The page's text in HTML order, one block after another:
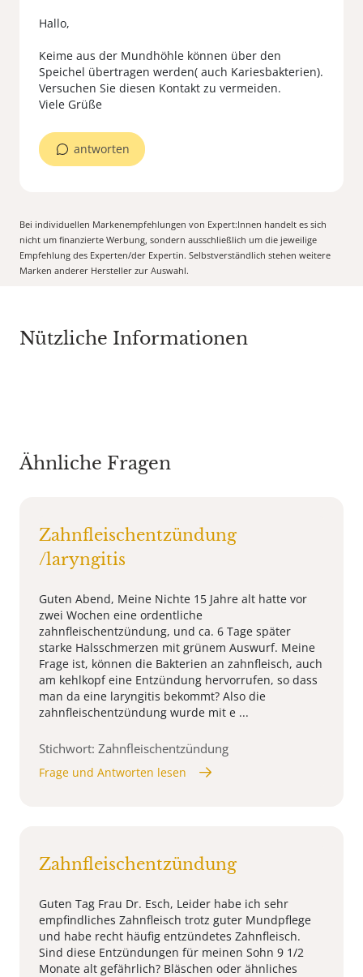
Hallo,
Keime aus der Mundhöhle können über den
Speichel übertragen werden( auch Kariesbakterien).
Versuchen Sie diesen Kontakt zu vermeiden.
Viele Grüße
antworten
Bei individuellen Markenempfehlungen von Expert:Innen handelt es sich
nicht um finanzierte Werbung, sondern ausschließlich um die jeweilige
Empfehlung des Experten/der Expertin. Selbstverständlich stehen weitere
Marken anderer Hersteller zur Auswahl.
Nützliche Informationen
Ähnliche Fragen
Zahnfleischentzündung
/laryngitis
Guten Abend, Meine Nichte 15 Jahre alt hatte vor
zwei Wochen eine ordentliche
zahnfleischentzündung, und ca. 6 Tage später
starke Halsschmerzen mit grünem Auswurf. Meine
Frage ist, können die Bakterien an zahnfleisch, auch
am kehlkopf eine Entzündung hervorrufen, so dass
man da eine laryngitis bekommt? Also die
zahnfleischentzündung wurde mit e ...
Stichwort: Zahnfleischentzündung
Frage und Antworten lesen
Zahnfleischentzündung
Guten Tag Frau Dr. Esch, Leider habe ich sehr
empfindliches Zahnfleisch trotz guter Mundpflege
und habe recht häufig entzündetes Zahnfleisch.
Sind diese Entzündungen für meinen Sohn 9 1/2
Monate alt gefährlich? Bläschen oder ähnliches